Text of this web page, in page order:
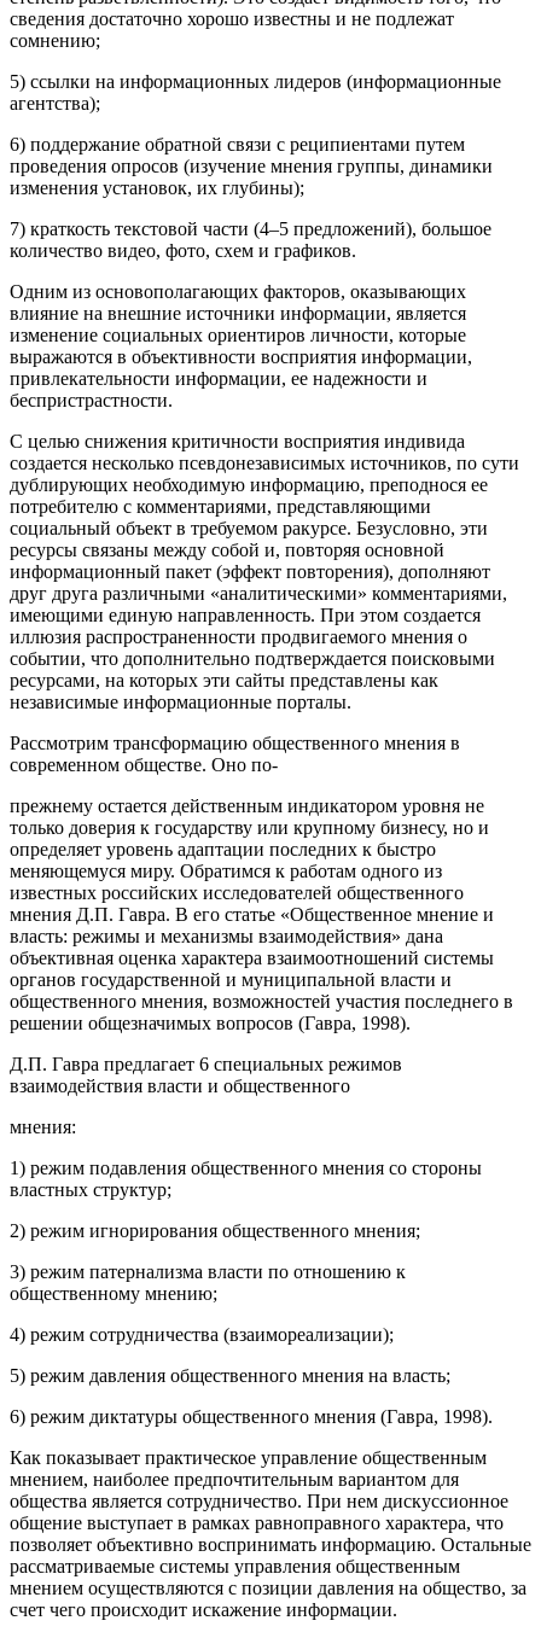
сведения достаточно хорошо известны и не подлежат
сомнению;
5) ссылки на информационных лидеров (информационные
агентства);
6) поддержание обратной связи с реципиентами путем
проведения опросов (изучение мнения группы, динамики
изменения установок, их глубины);
7) краткость текстовой части (4–5 предложений), большое
количество видео, фото, схем и графиков.
Одним из основополагающих факторов, оказывающих
влияние на внешние источники информации, является
изменение социальных ориентиров личности, которые
выражаются в объективности восприятия информации,
привлекательности информации, ее надежности и
беспристрастности.
С целью снижения критичности восприятия индивида
создается несколько псевдонезависимых источников, по сути
дублирующих необходимую информацию, преподнося ее
потребителю с комментариями, представляющими
социальный объект в требуемом ракурсе. Безусловно, эти
ресурсы связаны между собой и, повторяя основной
информационный пакет (эффект повторения), дополняют
друг друга различными «аналитическими» комментариями,
имеющими единую направленность. При этом создается
иллюзия распространенности продвигаемого мнения о
событии, что дополнительно подтверждается поисковыми
ресурсами, на которых эти сайты представлены как
независимые информационные порталы.
Рассмотрим трансформацию общественного мнения в
современном обществе. Оно по-
прежнему остается действенным индикатором уровня не
только доверия к государству или крупному бизнесу, но и
определяет уровень адаптации последних к быстро
меняющемуся миру. Обратимся к работам одного из
известных российских исследователей общественного
мнения Д.П. Гавра. В его статье «Общественное мнение и
власть: режимы и механизмы взаимодействия» дана
объективная оценка характера взаимоотношений системы
органов государственной и муниципальной власти и
общественного мнения, возможностей участия последнего в
решении общезначимых вопросов (Гавра, 1998).
Д.П. Гавра предлагает 6 специальных режимов
взаимодействия власти и общественного
мнения:
1) режим подавления общественного мнения со стороны
властных структур;
2) режим игнорирования общественного мнения;
3) режим патернализма власти по отношению к
общественному мнению;
4) режим сотрудничества (взаимореализации);
5) режим давления общественного мнения на власть;
6) режим диктатуры общественного мнения (Гавра, 1998).
Как показывает практическое управление общественным
мнением, наиболее предпочтительным вариантом для
общества является сотрудничество. При нем дискуссионное
общение выступает в рамках равноправного характера, что
позволяет объективно воспринимать информацию. Остальные
рассматриваемые системы управления общественным
мнением осуществляются с позиции давления на общество, за
счет чего происходит искажение информации.